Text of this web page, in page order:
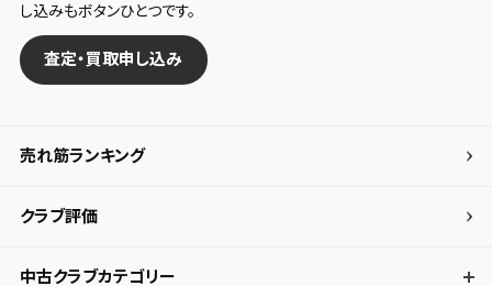
し込みもボタンひとつです。
査定・買取申し込み
売れ筋ランキング
クラブ評価
中古クラブカテゴリー